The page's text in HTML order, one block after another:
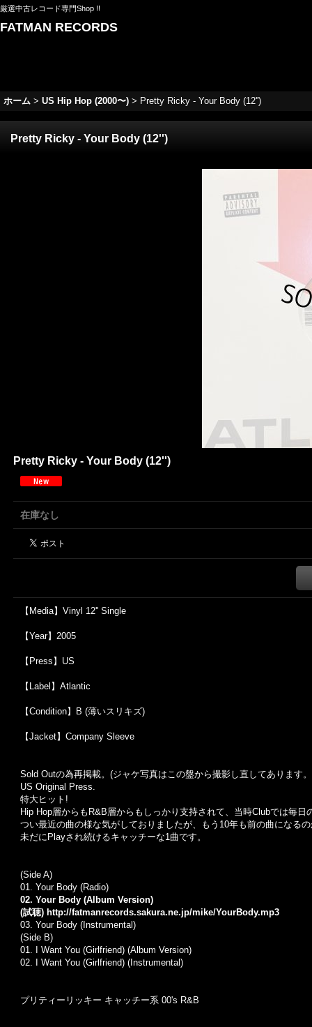
厳選中古レコード専門Shop !!
FATMAN RECORDS
ホーム > US Hip Hop (2000〜) > Pretty Ricky - Your Body (12'')
Pretty Ricky - Your Body (12'')
Pretty Ricky - Your Body (12'')
在庫なし
【Media】Vinyl 12'' Single
【Year】2005
【Press】US
【Label】Atlantic
【Condition】B (薄いスリキズ)
【Jacket】Company Sleeve
Sold Outの為再掲載。(ジャケ写真はこの盤から撮影し直してあります
US Original Press.
特大ヒット!
Hip Hop層からもR&B層からもしっかり支持されて、当時Clubでは毎
つい最近の曲の様な気がしておりましたが、もう10年も前の曲になる
未だにPlayされ続けるキャッチーな1曲です。
(Side A)
01. Your Body (Radio)
02. Your Body (Album Version)
(試聴) http://fatmanrecords.sakura.ne.jp/mike/YourBody.mp3
03. Your Body (Instrumental)
(Side B)
01. I Want You (Girlfriend) (Album Version)
02. I Want You (Girlfriend) (Instrumental)
プリティーリッキー キャッチー系 00's R&B